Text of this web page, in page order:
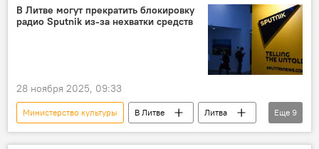
Формирование правительства Ругинене
Гитанас Науседа
В Литве могут прекратить блокировку
радио Sputnik из-за нехватки средств
28 ноября 2025, 09:33
Министерство культуры В Литве
Литва
радио
Sputnik
СМИ
Еще 9